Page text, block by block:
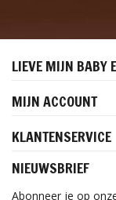
LIEVE MIJN BABY
MIJN ACCOUNT
KLANTENSERVICE
NIEUWSBRIEF
Abonneer je op